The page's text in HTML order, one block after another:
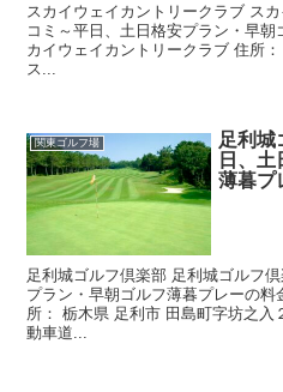
スカイウェイカントリークラブ ス
コミ～平日、土日格安プラン・早
カイウェイカントリークラブ 住所
ス...
関東ゴルフ場
足利城
日、
薄暮プ
足利城ゴルフ倶楽部 足利城ゴルフ
プラン・早朝ゴルフ薄暮プレーの
所： 栃木県 足利市 田島町字坊之入
動車道...